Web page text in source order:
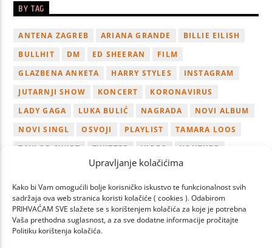
Upravljanje kolačićima
Kako bi Vam omogućili bolje korisničko iskustvo te funkcionalnost svih
sadržaja ova web stranica koristi kolačiće ( cookies ). Odabirom
PRIHVAĆAM SVE slažete se s korištenjem kolačića za koje je potrebna
Vaša prethodna suglasnost, a za sve dodatne informacije pročitajte
Politiku korištenja kolačića.
BY TAG
ANTENA ZAGREB ARIANA GRANDE
BILLIE EILISH
BULLHIT
DM ED SHEERAN
FILM
GLAZBENA ANKETA
HARRY STYLES
INSTAGRAM
JUTARNJI SHOW
KONCERT
KORONAVIRUS
LADY GAGA
LUKA BULIĆ NAGRADA
NOVI ALBUM
NOVI SINGL
OSVOJI PLAYLIST
TAMARA LOOS
TAYLOR SWIFT
TWITTER VIDEO
YOUTUBE